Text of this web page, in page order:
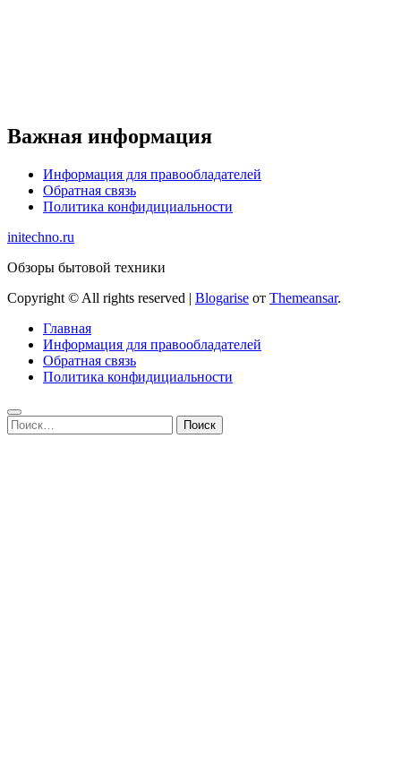
Важная информация
Информация для правообладателей
Обратная связь
Политика конфидициальности
initechno.ru
Обзоры бытовой техники
Copyright © All rights reserved | Blogarise от Themeansar.
Главная
Информация для правообладателей
Обратная связь
Политика конфидициальности
Найти: